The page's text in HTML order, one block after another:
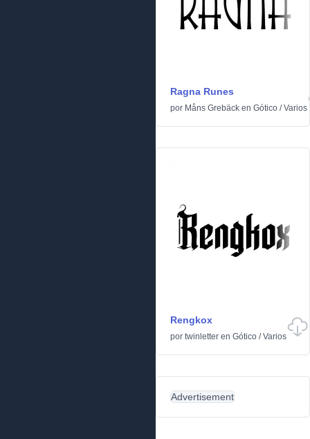
Ragna Runes
por Måns Grebäck en Gótico /Varios
Rengkox
por twinletter en Gótico /Varios
Advertisement